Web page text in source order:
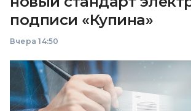
подписи «Купина»
Вчера 14:50